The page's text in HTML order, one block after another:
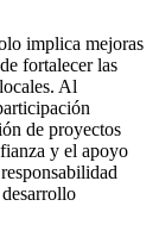
implica mejoras
fortalecer las
Al
de proyectos
y el apoyo